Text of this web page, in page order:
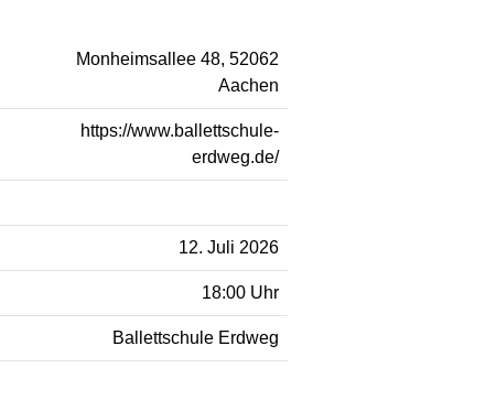
Monheimsallee 48, 52062
Aachen
https://www.ballettschule-
erdweg.de/
12. Juli 2026
18:00 Uhr
Ballettschule Erdweg